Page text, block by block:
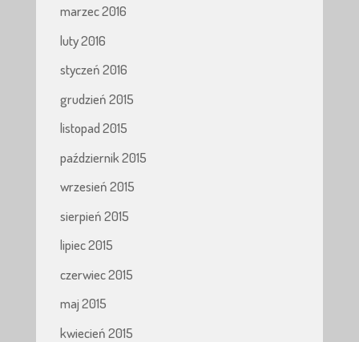
marzec 2016
luty 2016
styczeń 2016
grudzień 2015
listopad 2015
październik 2015
wrzesień 2015
sierpień 2015
lipiec 2015
czerwiec 2015
maj 2015
kwiecień 2015